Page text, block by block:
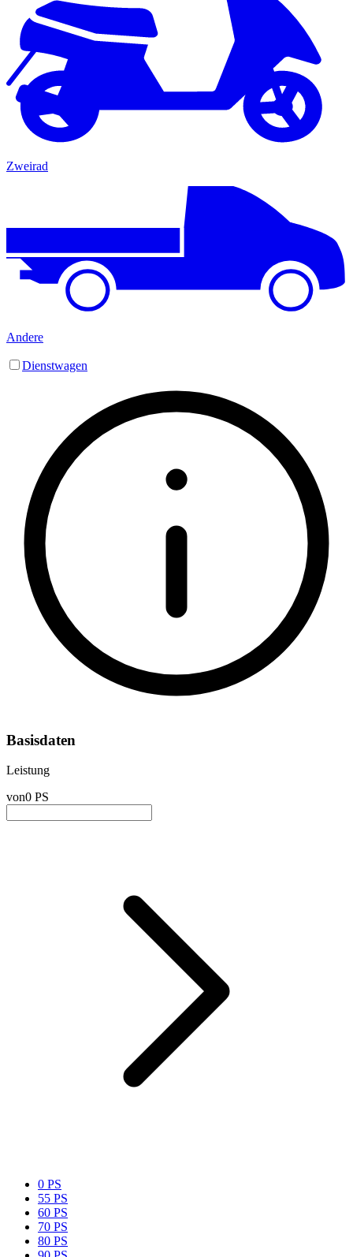
Zweirad
Andere
Dienstwagen
Basisdaten
Leistung
von0 PS
0 PS
55 PS
60 PS
70 PS
80 PS